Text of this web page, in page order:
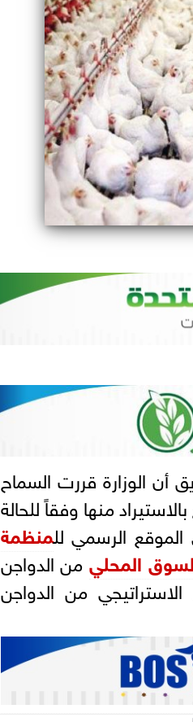
أن الوزارة قررت السماح
منها وفقاً للحالة
الرسمي للمنظمة
المحليمن الدواجن
من الدواجن